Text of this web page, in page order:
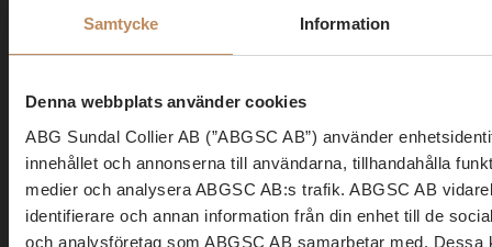
Samtycke Information
Denna webbplats använder cookies
ABG Sundal Collier AB (”ABGSC AB”) använder
innehållet och annonserna till användarna, tillhandahålla
medier och analysera ABGSC AB:s trafik. ABGSC AB
identifierare och annan information från din enhet till de
och analysföretag som ABGSC AB samarbetar med. Dessa
Top Picks | Nyhetsbrev
Aktiecase, marknadsuppdateringar och sektoranalyser varje
vecka.